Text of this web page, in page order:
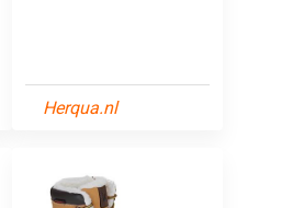
Herqua.nl